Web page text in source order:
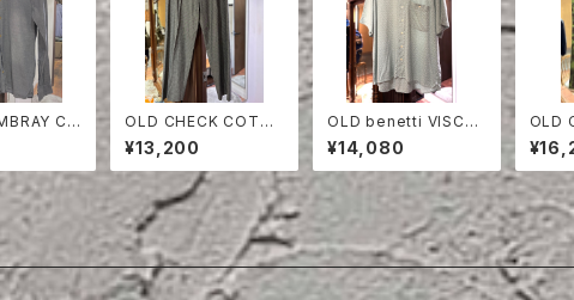
CO
OLD CHECK COTT
ON TROUSERS
¥13,200
OLD benetti VISCO
SE HALF SLEEVE SH
IRT
¥14,080
OLD
VER